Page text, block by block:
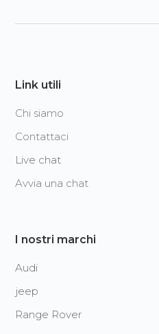
Link utili
Chi siamo
Contattaci
Live chat
Avvia una chat
I nostri marchi
Audi
jeep
Range Rover